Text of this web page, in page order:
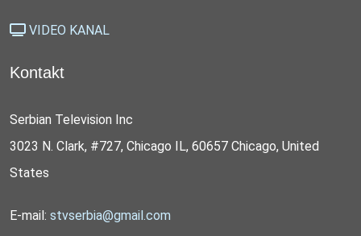
VIDEO KANAL
Kontakt
Serbian Television Inc
3023 N. Clark, #727, Chicago IL, 60657 Chicago, United
States
E-mail: stvserbia@gmail.com